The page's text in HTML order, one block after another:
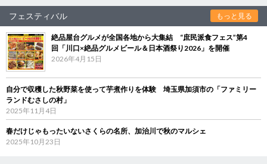
フェスティバル もっと見る
絶品屋台グルメが全国各地から大集結 “庶民派食フェス”第4
回「川口×絶品グルメビール＆日本酒祭り2026」を開催
2026年4月15日
自分で収穫した秋野菜を使って芋煮作りを体験 埼玉県加須市の「ファミリー
ランドむさしの村」
2025年11月4日
春だけじゃもったいないさくらの名所、加治川で秋のマルシェ
2025年10月23日